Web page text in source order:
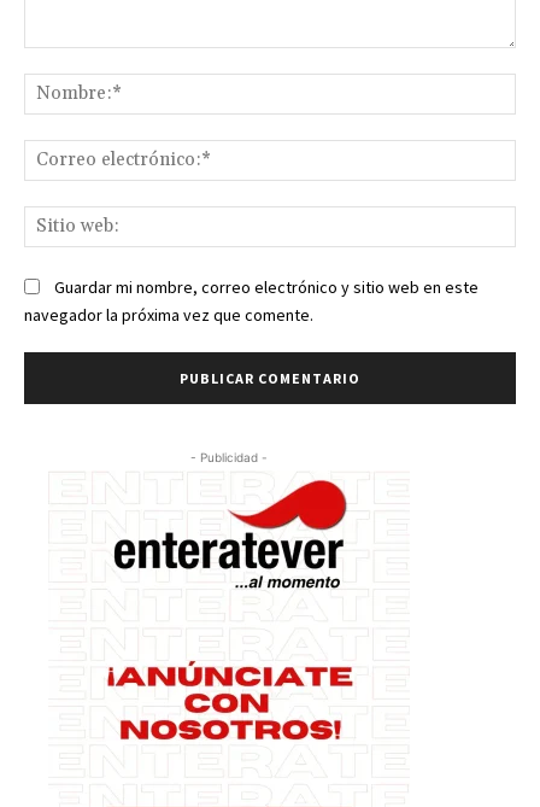
Guardar mi nombre, correo electrónico y sitio web en este
navegador la próxima vez que comente.
- Publicidad -